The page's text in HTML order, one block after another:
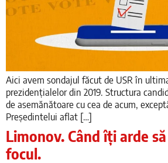
Aici avem sondajul făcut de USR în
prezidențialelor din 2019. Structura
de asemănătoare cu cea de acum,
Președintelui aflat […]
Limonov. Când îți arde
focul.